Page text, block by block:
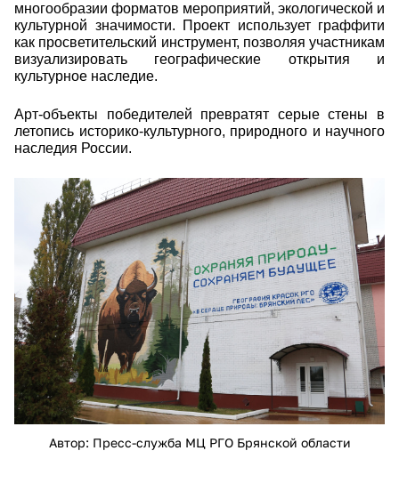
многообразии форматов мероприятий, экологической и
культурной значимости. Проект использует граффити
как просветительский инструмент, позволяя участникам
визуализировать географические открытия и
культурное наследие.
Арт-объекты победителей превратят серые стены в
летопись историко-культурного, природного и научного
наследия России.
26875.jpg
Автор: Пресс-служба МЦ РГО Брянской области